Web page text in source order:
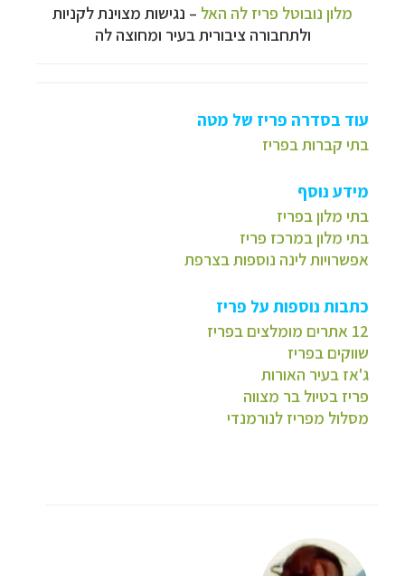
מלון נובוטל פריז לה האל – נגישות מצוינת לקניות
ולתחבורה ציבורית בעיר ומחוצה לה
עוד בסדרה פריז של מטה
בתי קברות בפריז
מידע נוסף
בתי מלון בפריז
בתי מלון במרכז פריז
אפשרויות לינה נוספות בצרפת
כתבות נוספות על פריז
12 אתרים מומלצים בפריז
שווקים בפריז
ג'אז בעיר האורות
פריז בטיול בר מצווה
מסלול מפריז לנורמנדי